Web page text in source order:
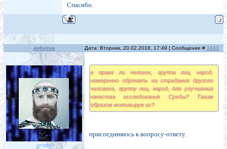
Спасибо.
antivirus Дата: Вторник, 20.02.2018, 17:49 | Сообщение # 1943
в праве ли человек, группа лиц, народ,
намеренно обрекать на страдания другого
человека, группу лиц, народ, для улучшения
качества исследования Среды? Таким
образом мотивируя их?
присоединяюсь к вопросу-ответу.